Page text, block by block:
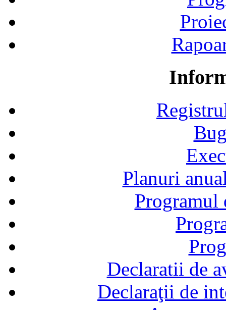
Planuri
Declaratii de
Declaraţii de